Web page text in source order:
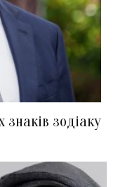
знаків зодіаку